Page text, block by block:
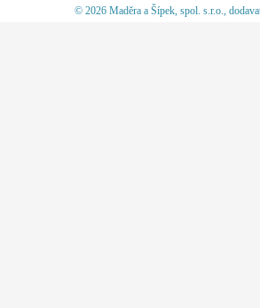
© 2026 Maděra a Šípek, spol. s.r.o.,